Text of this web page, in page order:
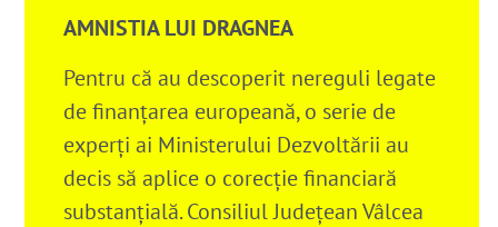
AMNISTIA LUI DRAGNEA
Pentru că au descoperit nereguli legate
de finanțarea europeană, o serie de
experți ai Ministerului Dezvoltării au
decis să aplice o corecție financiară
substanțială. Consiliul Județean Vâlcea